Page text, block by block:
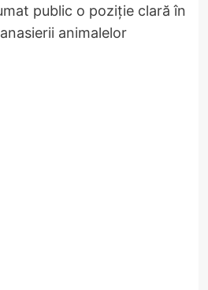
public o poziție clară în
animalelor